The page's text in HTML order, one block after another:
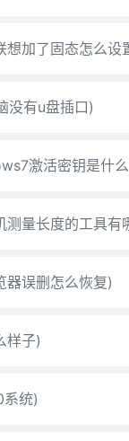
想加了固态怎么设
没有u盘插口)
激活密钥是什
测量长度的工具有
器误删怎么恢复)
样子)
统)